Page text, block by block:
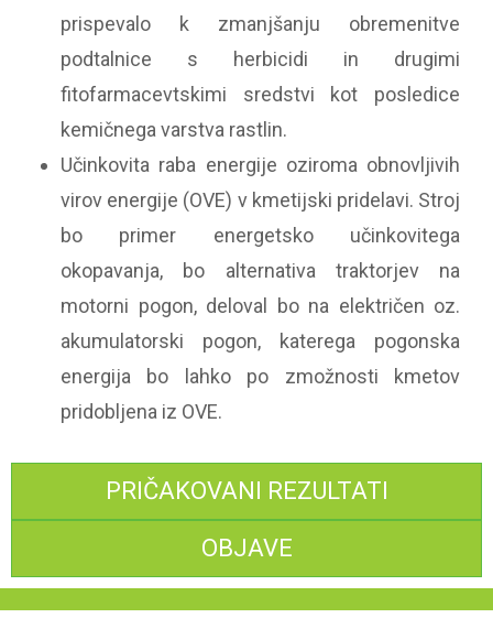
PRIČAKOVANI REZULTATI
OBJAVE
prispevalo k zmanjšanju obremenitve
podtalnice s herbicidi in drugimi
fitofarmacevtskimi sredstvi kot posledice
kemičnega varstva rastlin.
Učinkovita raba energije oziroma obnovljivih
virov energije (OVE) v kmetijski pridelavi. Stroj
bo primer energetsko učinkovitega
okopavanja, bo alternativa traktorjev na
motorni pogon, deloval bo na električen oz.
akumulatorski pogon, katerega pogonska
energija bo lahko po zmožnosti kmetov
pridobljena iz OVE.